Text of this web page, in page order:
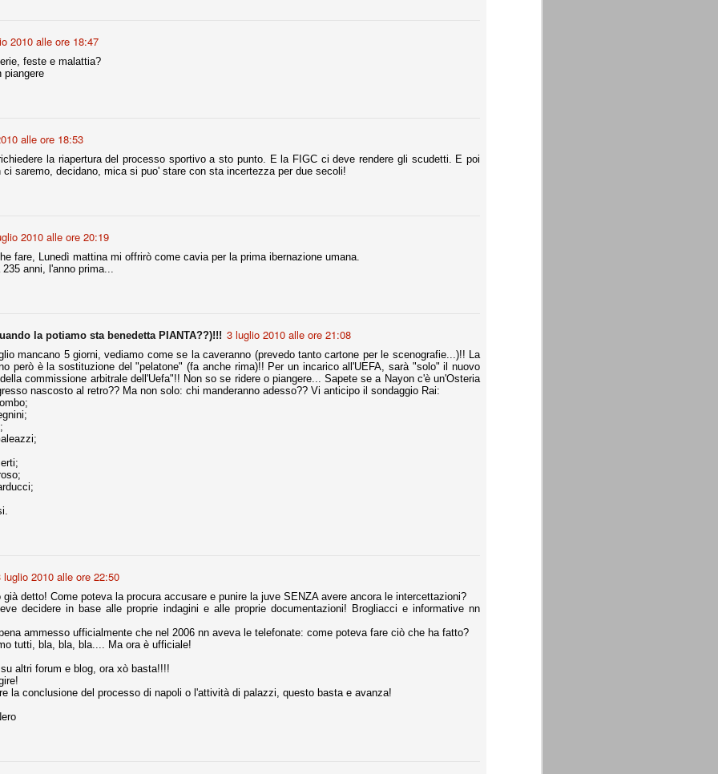
2010 alle ore 18:47
feste e malattia?
piangere
alle ore 18:53
la riapertura del processo sportivo a sto punto. E la FIGC ci deve rendere gli scudetti. E poi
ci saremo, decidano, mica si puo' stare con sta incertezza per due secoli!
2010 alle ore 20:19
fare, Lunedì mattina mi offrirò come cavia per la prima ibernazione umana.
anni, l'anno prima...
la potiamo sta benedetta PIANTA??)!!! 3 luglio 2010 alle ore 21:08
mancano 5 giorni, vediamo come se la caveranno (prevedo tanto cartone per le scenografie...)!! La
però è la sostituzione del "pelatone" (fa anche rima)!! Per un incarico all'UEFA, sarà "solo" il nuovo
commissione arbitrale dell'Uefa"!! Non so se ridere o piangere... Sapete se a Nayon c'è un'Osteria
nascosto al retro?? Ma non solo: chi manderanno adesso?? Vi anticipo il sondaggio Rai:
luglio 2010 alle ore 22:50
già detto! Come poteva la procura accusare e punire la juve SENZA avere ancora le intercettazioni?
decidere in base alle proprie indagini e alle proprie documentazioni! Brogliacci e informative nn
ammesso ufficialmente che nel 2006 nn aveva le telefonate: come poteva fare ciò che ha fatto?
tutti, bla, bla, bla.... Ma ora è ufficiale!
altri forum e blog, ora xò basta!!!!
la conclusione del processo di napoli o l'attività di palazzi, questo basta e avanza!
solo a 10 minuti dalla fine, dopo essere rimasta in 10 uomini.
regalato un'urna non facile alle italiane, specialmente alla Juventus,
forse più avvincente:
Donetsk (Ucr), Malmoe (Sve)
Galatasaray (Tur), Astana (Kaz).
di sfortuna. Partita sbagliata come impostazione, a cominciare
falso, o c'è qualcosa di più?
della sentenza di primo grado del processo sportivo
polemica sviluppatasi in questi giorni, soprattutto fra tifosi
che ognuno tiri l'acqua al suo mulino e difenda strenuamente il
presenza o dell'assenza di prove. Ci interessa invece altro.
Nei giorni scorsi abbiamo ricevuto alcuni messaggi di amici
Ce ne occupiamo volentieri.
le incongruenze emerse negli scorsi anni nello scandalo del
con le assurde accuse a Pepe e Bonucci, e la
situazione di Conte, oltre ai tanti altri tirati in ballo solo da
ha conseguito il suo ottavo successo nelle 19 competizioni
e tre secondi posti in 19 competizioni: risultati impressionanti, da
negli ultimi 13 mesi, sono stati ottenuti (in 5 competizioni) 3